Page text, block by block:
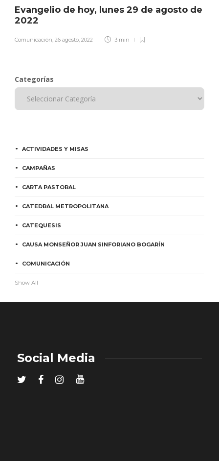
Evangelio de hoy, lunes 29 de agosto de
2022
Comunicación, 26 agosto, 2022 3 min
Categorías
ACTIVIDADES Y MISAS
CAMPAÑAS
CARTA PASTORAL
CATEDRAL METROPOLITANA
CATEQUESIS
CAUSA MONSEÑOR JUAN SINFORIANO BOGARÍN
COMUNICACIÓN
Show All
Social Media